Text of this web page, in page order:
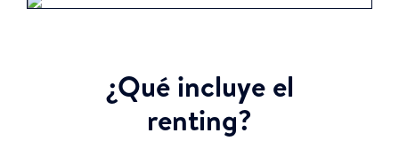
¿Qué incluye el
renting?